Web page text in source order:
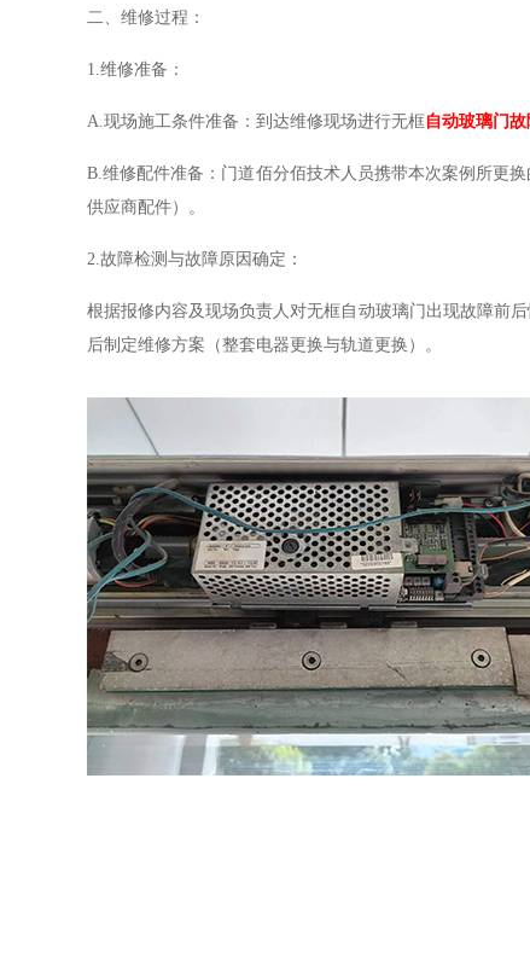
二、维修过程：
1.维修准备：
A.现场施工条件准备：到达维修现场进行无框自动玻璃门
B.维修配件准备：门道佰分佰技术人员携带本次案例所更
供应商配件）。
2.故障检测与故障原因确定：
根据报修内容及现场负责人对无框自动玻璃门出现故障前
后制定维修方案（整套电器更换与轨道更换）。